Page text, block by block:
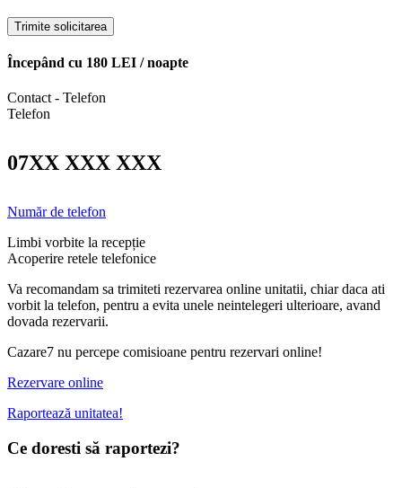
Trimite solicitarea
Începând cu 180 LEI / noapte
Contact - Telefon
Telefon
07XX XXX XXX
Număr de telefon
Limbi vorbite la recepție
Acoperire retele telefonice
Va recomandam sa trimiteti rezervarea online unitatii, chiar daca ati
vorbit la telefon, pentru a evita unele neintelegeri ulterioare, avand
dovada rezervarii.
Cazare7 nu percepe comisioane pentru rezervari online!
Rezervare online
Raportează unitatea!
Ce doresti să raportezi?